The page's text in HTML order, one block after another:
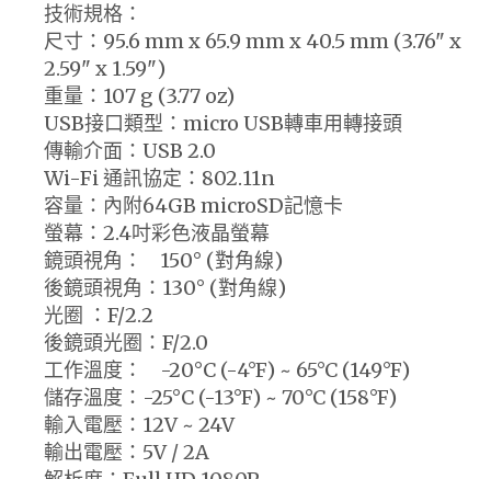
技術規格：
尺寸：95.6 mm x 65.9 mm x 40.5 mm (3.76" x
2.59" x 1.59")
重量：107 g (3.77 oz)
USB接口類型：micro USB轉車用轉接頭
傳輸介面：USB 2.0
Wi-Fi 通訊協定：802.11n
容量：內附64GB microSD記憶卡
螢幕：2.4吋彩色液晶螢幕
鏡頭視角： 150° (對角線)
後鏡頭視角：130° (對角線)
光圈 ：F/2.2
後鏡頭光圈：F/2.0
工作溫度： -20°C (-4°F) ~ 65°C (149°F)
儲存溫度：-25°C (-13°F) ~ 70°C (158°F)
輸入電壓：12V ~ 24V
輸出電壓：5V / 2A